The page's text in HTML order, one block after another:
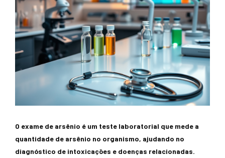
O exame de arsênio é um teste laboratorial que mede a
quantidade de arsênio no organismo, ajudando no
diagnóstico de intoxicações e doenças relacionadas.